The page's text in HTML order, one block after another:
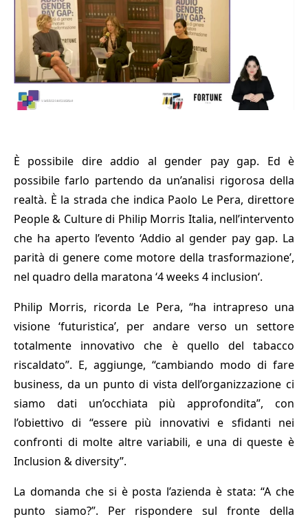
È possibile dire addio al gender pay gap. Ed è
possibile farlo partendo da un’analisi rigorosa della
realtà. È la strada che indica Paolo Le Pera, direttore
People & Culture di Philip Morris Italia, nell’intervento
che ha aperto l’evento ‘Addio al gender pay gap. La
parità di genere come motore della trasformazione’,
nel quadro della maratona ‘4 weeks 4 inclusion‘.
Philip Morris, ricorda Le Pera, “ha intrapreso una
visione ‘futuristica’, per andare verso un settore
totalmente innovativo che è quello del tabacco
riscaldato”. E, aggiunge, “cambiando modo di fare
business, da un punto di vista dell’organizzazione ci
siamo dati un’occhiata più approfondita”, con
l’obiettivo di “essere più innovativi e sfidanti nei
confronti di molte altre variabili, e una di queste è
Inclusion & diversity”.
La domanda che si è posta l’azienda è stata: “A che
punto siamo?”. Per rispondere sul fronte della